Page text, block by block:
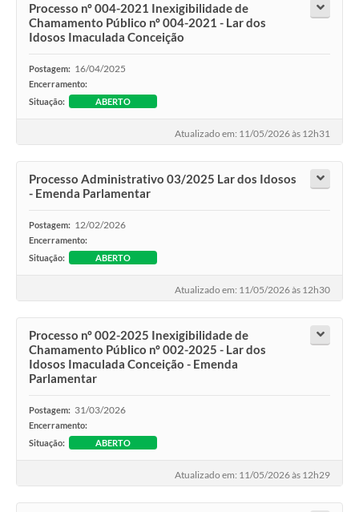
Processo nº 004-2021 Inexigibilidade de
Chamamento Público nº 004-2021 - Lar dos
Idosos Imaculada Conceição
Postagem: 16/04/2025
Encerramento:
Situação:
ABERTO
Atualizado em: 11/05/2026 às 12h31
Processo Administrativo 03/2025 Lar dos Idosos
- Emenda Parlamentar
Postagem: 12/02/2026
Encerramento:
Situação:
ABERTO
Atualizado em: 11/05/2026 às 12h30
Processo nº 002-2025 Inexigibilidade de
Chamamento Público nº 002-2025 - Lar dos
Idosos Imaculada Conceição - Emenda
Parlamentar
Postagem: 31/03/2026
Encerramento:
Situação:
ABERTO
Atualizado em: 11/05/2026 às 12h29